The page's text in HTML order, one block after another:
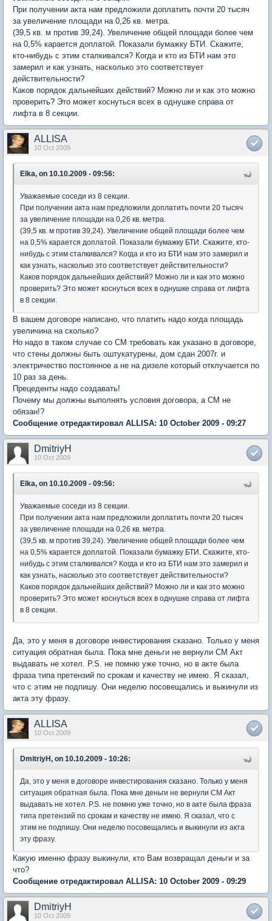
При получении акта нам предложили доплатить почти 20 тысяч
за увеличение площади на 0,26 кв. метра.
(39,5 кв. м против 39,24). Увеличение общей площади более чем
на 0,5% карается доплатой. Показали бумажку БТИ. Скажите,
кто-нибудь с этим сталкивался? Когда и кто из БТИ нам это
замерил и как узнать, насколько это соответствует
действительности?
Каков порядок дальнейших действий? Можно ли и как это можно
проверить? Это может коснуться всех в однушке справа от
лифта в 8 секции.
ALLISA
10 Oct 2009
Elka, on 10.10.2009 - 09:56:
Уважаемые соседи из 8 секции.
При получении акта нам предложили доплатить почти 20 тысяч
за увеличение площади на 0,26 кв. метра.
(39,5 кв. м против 39,24). Увеличение общей площади более чем
на 0,5% карается доплатой. Показали бумажку БТИ. Скажите, кто-
нибудь с этим сталкивался? Когда и кто из БТИ нам это замерил и
как узнать, насколько это соответствует действительности?
Каков порядок дальнейших действий? Можно ли и как это можно
проверить? Это может коснуться всех в однушке справа от лифта
в 8 секции.
В вашем договоре написано, что платить надо когда площадь
увеличина на сколько?
Но надо в таком случае со СМ требовать как указано в договоре,
что стены должны быть оштукатурены, дом сдан 2007г. и
электричество постоянное а не на дизеле который отклучается по
10 раз за день.
Прецеденты надо создавать!
Почему мы должны выполнять условия договора, а СМ не
обязан!?
Сообщение отредактировал ALLISA: 10 October 2009 - 09:27
DmitriyH
10 Oct 2009
Elka, on 10.10.2009 - 09:56:
Уважаемые соседи из 8 секции.
При получении акта нам предложили доплатить почти 20 тысяч
за увеличение площади на 0,26 кв. метра.
(39,5 кв. м против 39,24). Увеличение общей площади более чем
на 0,5% карается доплатой. Показали бумажку БТИ. Скажите, кто-
нибудь с этим сталкивался? Когда и кто из БТИ нам это замерил и
как узнать, насколько это соответствует действительности?
Каков порядок дальнейших действий? Можно ли и как это можно
проверить? Это может коснуться всех в однушке справа от лифта
в 8 секции.
Да, это у меня в договоре инвестирования сказано. Только у меня
ситуация обратная была. Пока мне деньги не вернули СМ Акт
выдавать не хотел. P.S. не помню уже точно, но в акте была
фраза типа претензий по срокам и качеству не имею. Я сказал,
что с этим не подпишу. Они неделю посовещались и выкинули из
акта эту фразу.
ALLISA
10 Oct 2009
DmitriyH, on 10.10.2009 - 10:26:
Да, это у меня в договоре инвестирования сказано. Только у меня
ситуация обратная была. Пока мне деньги не вернули СМ Акт
выдавать не хотел. P.S. не помню уже точно, но в акте была фраза
типа претензий по срокам и качеству не имею. Я сказал, что с
этим не подпишу. Они неделю посовещались и выкинули из акта
эту фразу.
Какую именно фразу выкинули, кто Вам возвращал деньги и за
что?
Сообщение отредактировал ALLISA: 10 October 2009 - 09:29
DmitriyH
10 Oct 2009